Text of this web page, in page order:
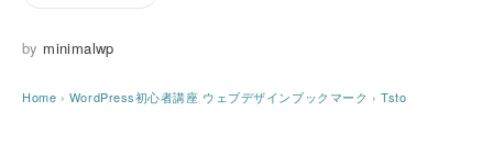
by minimalwp
Home › WordPress初心者講座 ウェブデザインブックマーク › Tsto